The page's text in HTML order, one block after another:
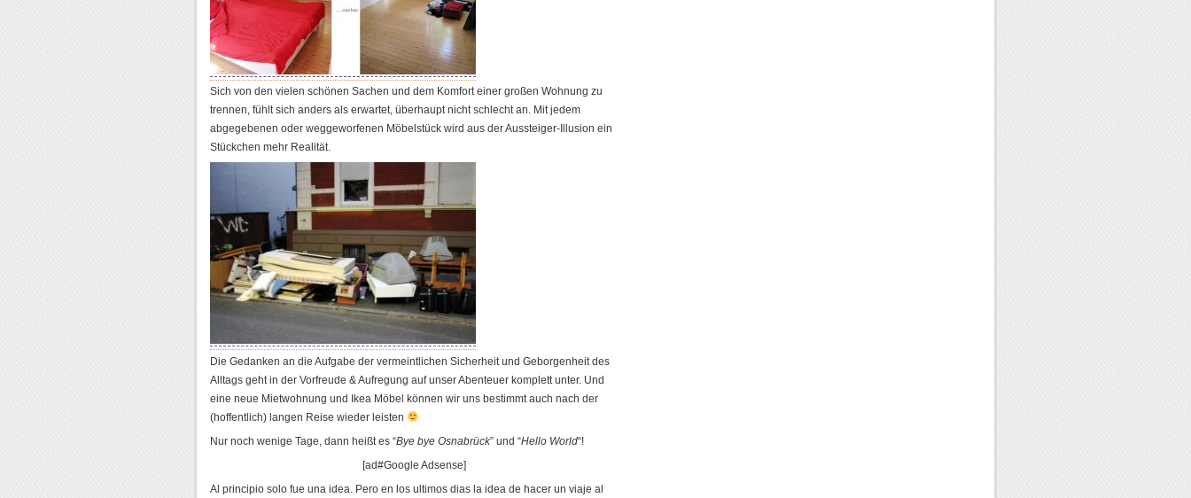
Sich von den vielen schönen Sachen und dem Komfort einer großen Wohnung zu
trennen, fühlt sich anders als erwartet, überhaupt nicht schlecht an. Mit jedem
abgegebenen oder weggeworfenen Möbelstück wird aus der Aussteiger-Illusion ein
Stückchen mehr Realität.
Die Gedanken an die Aufgabe der vermeintlichen Sicherheit und Geborgenheit des
Alltags geht in der Vorfreude & Aufregung auf unser Abenteuer komplett unter. Und
eine neue Mietwohnung und Ikea Möbel können wir uns bestimmt auch nach der
(hoffentlich) langen Reise wieder leisten
Nur noch wenige Tage, dann heißt es “Bye bye Osnabrück” und “Hello World“!
[ad#Google Adsense]
Al principio solo fue una idea. Pero en los ultimos dias la idea de hacer un viaje al